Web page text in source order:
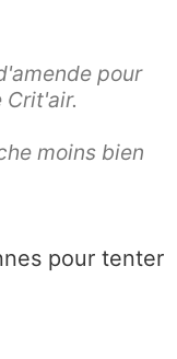
pour
moins bien
pour tenter